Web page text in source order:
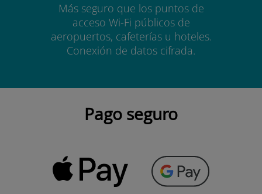
Más seguro que los puntos de
acceso Wi-Fi públicos de
aeropuertos, cafeterías u hoteles.
Conexión de datos cifrada.
Pago seguro